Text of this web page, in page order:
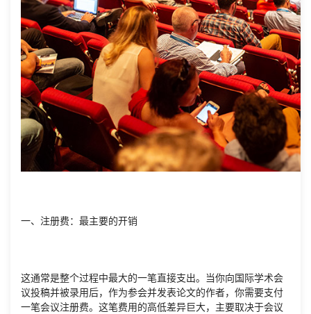
一、注册费：最主要的开销
这通常是整个过程中最大的一笔直接支出。当你向国际学术会
议投稿并被录用后，作为参会并发表论文的作者，你需要支付
一笔会议注册费。这笔费用的高低差异巨大，主要取决于会议